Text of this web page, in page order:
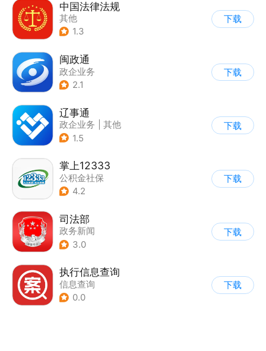
中国法律法规
其他
1.3
下载
闽政通
政企业务
2.1
下载
辽事通
政企业务
其他
1.5
下载
掌上12333
公积金社保
4.2
下载
司法部
政务新闻
3.0
下载
执行信息查询
信息查询
0.0
下载